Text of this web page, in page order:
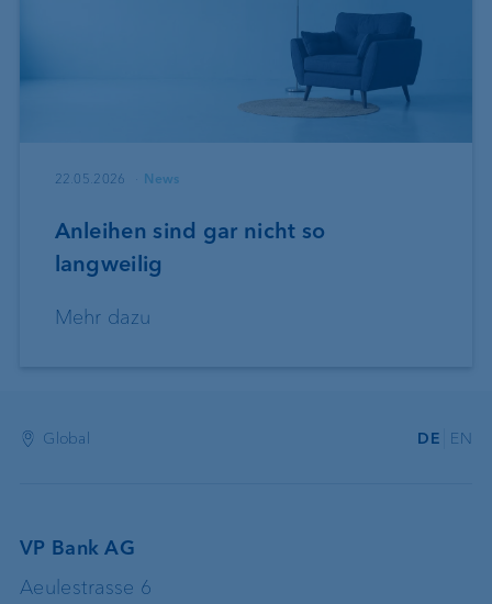
22.05.2026 News
Anleihen sind gar nicht so
langweilig
Mehr dazu
Global DE EN
VP Bank AG
Aeulestrasse 6